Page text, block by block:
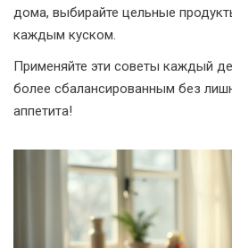
дома, выбирайте цельные
каждым куском.
Применяйте эти советы каждый
более сбалансированным без
аппетита!